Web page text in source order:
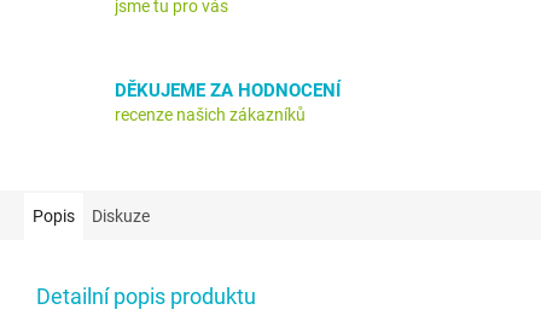
jsme tu pro vás
DĚKUJEME ZA HODNOCENÍ
recenze našich zákazníků
Popis Diskuze
Detailní popis produktu